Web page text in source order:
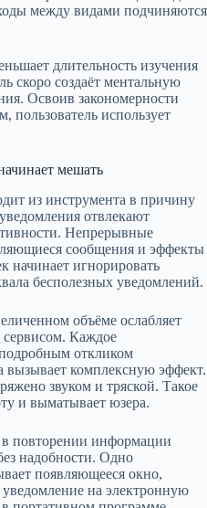
между видами подчиняются
длительность изучения
скоро создаёт ментальную
Освоив закономерности
пользователь использует
мешать
из инструмента в причину
отвлекают
Непрерывные
сообщения и эффекты
начинает игнорировать
бесполезных уведомлений.
объёме ослабляет
сервисом. Каждое
откликом
вызывает комплексную эффект.
звуком и тряской. Такое
и выматывает юзера.
в повторении информации
надобности. Одно
появляющееся окно,
уведомление на электронную